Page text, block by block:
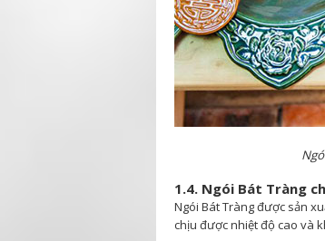
1.4. Ngói Bát Tràng
Ngói Bát Tràng được sản
chịu được nhiệt độ cao và